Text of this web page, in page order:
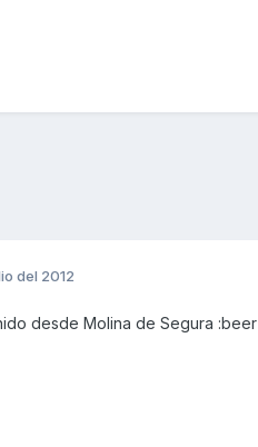
del 2012
desde Molina de Segura :beer